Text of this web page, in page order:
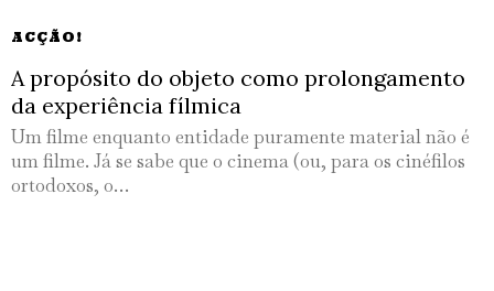
ACÇÃO!
A propósito do objeto como prolongamento
da experiência fílmica
Um filme enquanto entidade puramente material não é
um filme. Já se sabe que o cinema (ou, para os cinéfilos
ortodoxos, o…